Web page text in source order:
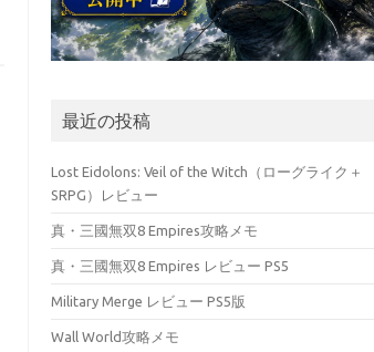
最近の投稿
Lost Eidolons: Veil of the Witch（ローグライク＋
SRPG）レビュー
真・三國無双8 Empires攻略メモ
真・三國無双8 Empires レビュー PS5
Military Merge レビュー PS5版
Wall World攻略メモ